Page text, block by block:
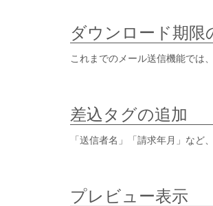
ダウンロード期限
これまでのメール送信機能では
差込タグの追加
「送信者名」「請求年月」など
プレビュー表示